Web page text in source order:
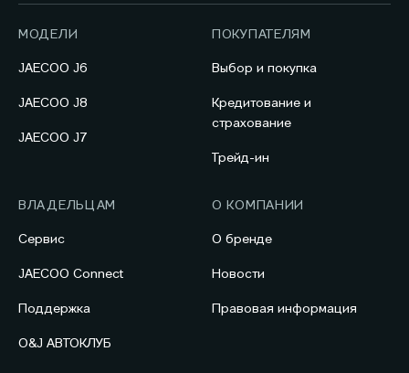
МОДЕЛИ
JAECOO J6
JAECOO J8
JAECOO J7
ПОКУПАТЕЛЯМ
Выбор и покупка
Кредитование и
страхование
Трейд-ин
ВЛАДЕЛЬЦАМ
Сервис
JAECOO Connect
Поддержка
O&J АВТОКЛУБ
О КОМПАНИИ
О бренде
Новости
Правовая информация